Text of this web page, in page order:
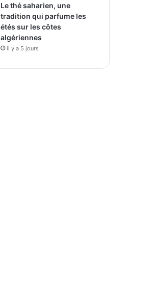
Le thé saharien, une
tradition qui parfume les
étés sur les côtes
algériennes
il y a 5 jours